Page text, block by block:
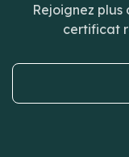
Rejoignez
certificat